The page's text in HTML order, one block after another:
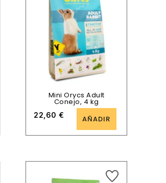
Mini Orycs Adult
Conejo, 4 kg
22,60 € AÑADIR